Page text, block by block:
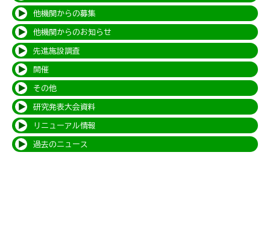
他機関からの募集
他機関からのお知らせ
先進施設調査
開催
その他
研究発表大会資料
リニューアル情報
過去のニュース